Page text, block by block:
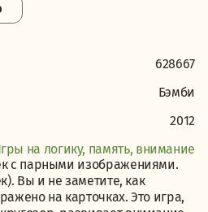
628667
Бэмби
2012
на логику, память, внимание
с парными изображениями.
Вы и не заметите, как
на карточках. Это игра,